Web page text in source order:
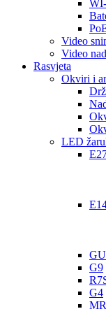
Video
Video
Rasvjeta
Okviri i
LED
G9
G4